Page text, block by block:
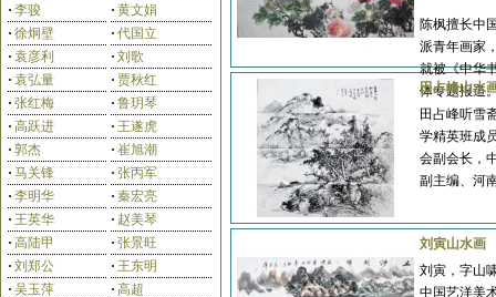
田占峰
刘艳会 齐宏伟
· 李骏 · 黄文娟
· 徐炯壁 · 代国立
· 袁彦利 · 刘歌
· 袁弘量 · 贾秋红
· 张红梅 · 鲁玥琴
· 高跃进 · 王遂虎
· 郭杰 · 崔旭潮
· 马关锋 · 张丙军
· 李明华 · 秦宏亮
· 王英华 · 赵美琴
· 高陆甲 · 张景旺
· 刘郑公 · 王东明
· 吴玉萍 · 高超
陈枫擅长中
派青年画家
就被《中华
体专题报道
田占峰山水
田占峰听雪
学精英班成
会副会长，
副主编、河
刘寅山水画
刘寅，字山
中国艺洋美